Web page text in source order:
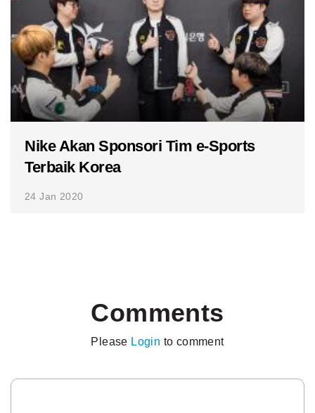
Nike Akan Sponsori Tim e-Sports
Terbaik Korea
24 Jan 2020
Comments
Please Login to comment